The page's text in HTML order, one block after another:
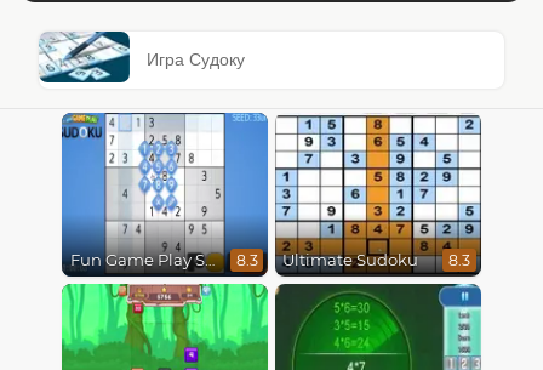
Игра Судоку
Fun Game Play Sudoku 8.3 Ultimate Sudoku 8.3